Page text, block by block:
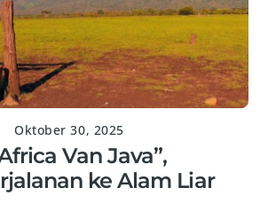
Oktober 30, 2025
Van Java”,
ke Alam Liar